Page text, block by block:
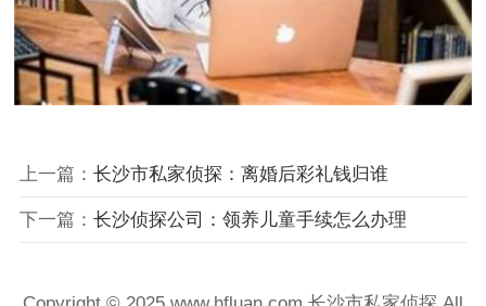
上一篇： 长沙市私家侦探：离婚后彩礼钱归谁
下一篇： 长沙侦探公司：领养儿童手续怎么办理